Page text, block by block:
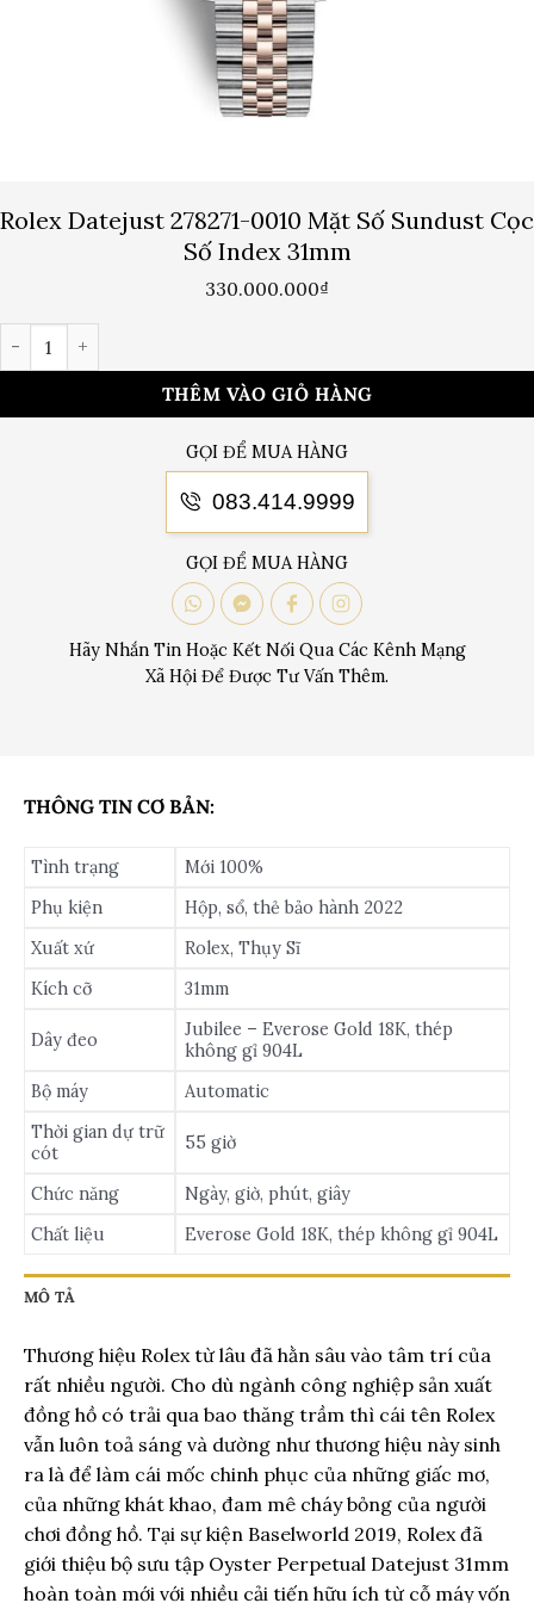
Rolex Datejust 278271-0010 Mặt Số Sundust Cọc
Số Index 31mm
330.000.000₫
THÊM VÀO GIỎ HÀNG
GỌI ĐỂ MUA HÀNG
083.414.9999
GỌI ĐỂ MUA HÀNG
Hãy Nhắn Tin Hoặc Kết Nối Qua Các Kênh Mạng
Xã Hội Để Được Tư Vấn Thêm.
MÔ TẢ
Thương hiệu Rolex từ lâu đã hằn sâu vào tâm trí của
rất nhiều người. Cho dù ngành công nghiệp sản xuất
đồng hồ có trải qua bao thăng trầm thì cái tên Rolex
vẫn luôn toả sáng và dường như thương hiệu này sinh
ra là để làm cái mốc chinh phục của những giấc mơ,
của những khát khao, đam mê cháy bỏng của người
chơi đồng hồ. Tại sự kiện Baselworld 2019, Rolex đã
giới thiệu bộ sưu tập Oyster Perpetual Datejust 31mm
hoàn toàn mới với nhiều cải tiến hữu ích từ cỗ máy vốn
THÔNG TIN CƠ BẢN:
Tình trạng
Mới 100%
Phụ kiện
Hộp, sổ, thẻ bảo hành 2022
Xuất xứ
Rolex, Thụy Sĩ
Kích cỡ
31mm
Dây đeo
Jubilee – Everose Gold 18K, thép
không gỉ 904L
Bộ máy
Automatic
Thời gian dự trữ
cót
55 giờ
Chức năng
Ngày, giờ, phút, giây
Chất liệu
Everose Gold 18K, thép không gỉ 904L